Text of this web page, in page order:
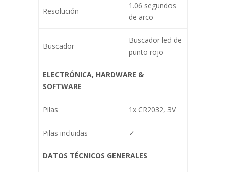
Resolución
1.06 segundos
de arco
Buscador
Buscador led de
punto rojo
ELECTRÓNICA, HARDWARE &
SOFTWARE
Pilas 1x CR2032, 3V
Pilas incluidas ✓
DATOS TÉCNICOS GENERALES